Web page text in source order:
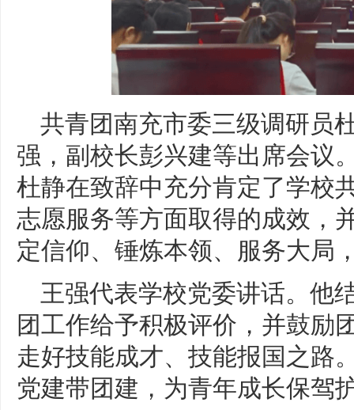
共青团南充市委三级调研员
强，副校长彭兴建等出席会议
杜静在致辞中充分肯定了学校
志愿服务等方面取得的成效，
定信仰、锤炼本领、服务大局
王强代表学校党委讲话。他
团工作给予积极评价，并鼓励
走好技能成才、技能报国之路
党建带团建，为青年成长保驾